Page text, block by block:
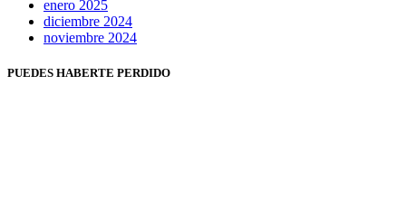
enero 2025
diciembre 2024
noviembre 2024
PUEDES HABERTE PERDIDO